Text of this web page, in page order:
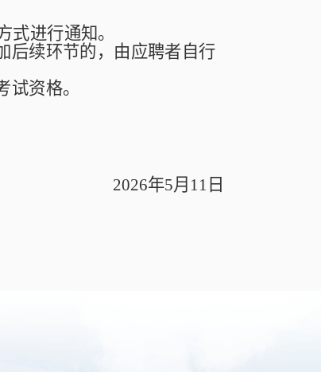
式进行通知。
后续环节的，由应聘者自行
资格。
2026年5月 11 日